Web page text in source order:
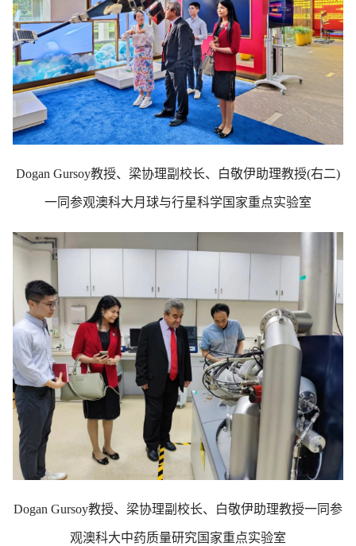
Dogan Gursoy教授、梁协理副校长、白敬伊助理教授(右二)
一同参观澳科大月球与行星科学国家重点实验室
Dogan Gursoy教授、梁协理副校长、白敬伊助理教授一同参
观澳科大中药质量研究国家重点实验室